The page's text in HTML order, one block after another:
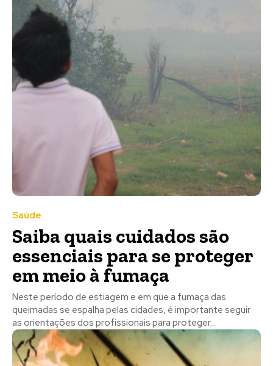
Saúde
Saiba quais cuidados são
essenciais para se proteger
em meio à fumaça
Neste período de estiagem e em que a fumaça das
queimadas se espalha pelas cidades, é importante seguir
as orientações dos profissionais para proteger...